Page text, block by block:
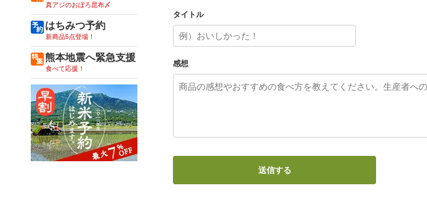
タイトル
感想
真アジのおぼろ昆布〆
はちみつ予約
新商品5点登場！
熊本地震へ緊急支援
食べて応援！